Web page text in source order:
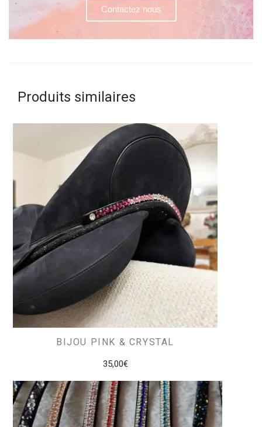
Contactez nous
Produits similaires
BIJOU PINK & CRYSTAL
35,00€